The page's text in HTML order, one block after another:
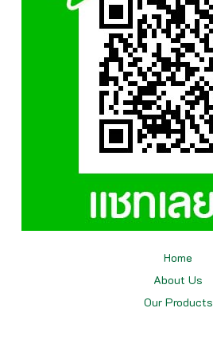
Home
About Us
Our Products